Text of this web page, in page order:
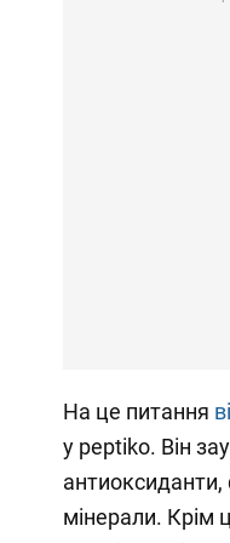
На це питання
у peptiko. Він
антиоксиданти,
мінерали. Крім